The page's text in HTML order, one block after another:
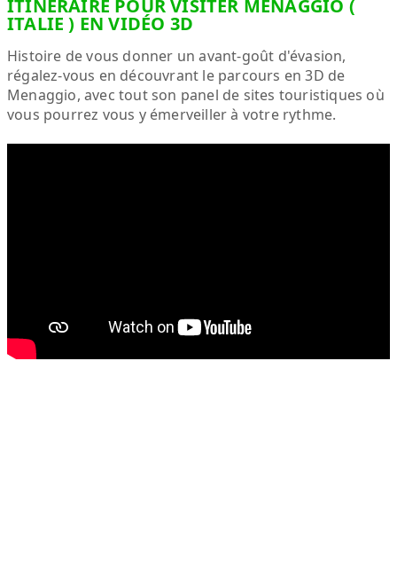
ITINÉRAIRE POUR VISITER MENAGGIO (
ITALIE ) EN VIDÉO 3D
Histoire de vous donner un avant-goût d'évasion,
régalez-vous en découvrant le parcours en 3D de
Menaggio, avec tout son panel de sites touristiques où
vous pourrez vous y émerveiller à votre rythme.